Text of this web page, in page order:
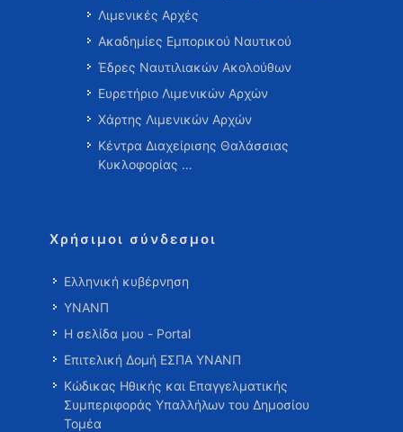
Λιμενικές Αρχές
Ακαδημίες Εμπορικού Ναυτικού
Έδρες Ναυτιλιακών Ακολούθων
Ευρετήριο Λιμενικών Αρχών
Χάρτης Λιμενικών Αρχών
Κέντρα Διαχείρισης Θαλάσσιας
Κυκλοφορίας …
Χρήσιμοι σύνδεσμοι
Ελληνική κυβέρνηση
ΥΝΑΝΠ
Η σελίδα μου - Portal
Επιτελική Δομή ΕΣΠΑ ΥΝΑΝΠ
Κώδικας Ηθικής και Επαγγελματικής
Συμπεριφοράς Υπαλλήλων του Δημοσίου
Τομέα